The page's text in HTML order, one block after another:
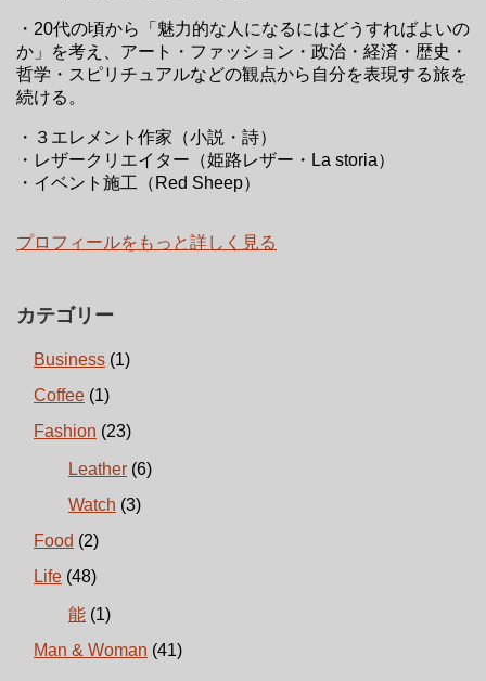
・20代の頃から「魅力的な人になるにはどうすればよいの
か」を考え、アート・ファッション・政治・経済・歴史・
哲学・スピリチュアルなどの観点から自分を表現する旅を
続ける。
・３エレメント作家（小説・詩）
・レザークリエイター（姫路レザー・La storia）
・イベント施工（Red Sheep）
プロフィールをもっと詳しく見る
カテゴリー
Business (1)
Coffee (1)
Fashion (23)
Leather (6)
Watch (3)
Food (2)
Life (48)
能 (1)
Man & Woman (41)